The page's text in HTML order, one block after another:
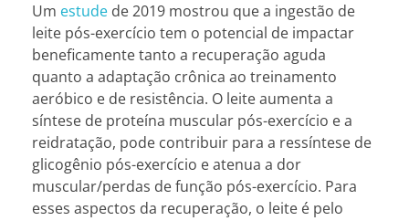
Um estude de 2019 mostrou que a ingestão de
leite pós-exercício tem o potencial de impactar
beneficamente tanto a recuperação aguda
quanto a adaptação crônica ao treinamento
aeróbico e de resistência. O leite aumenta a
síntese de proteína muscular pós-exercício e a
reidratação, pode contribuir para a ressíntese de
glicogênio pós-exercício e atenua a dor
muscular/perdas de função pós-exercício. Para
esses aspectos da recuperação, o leite é pelo